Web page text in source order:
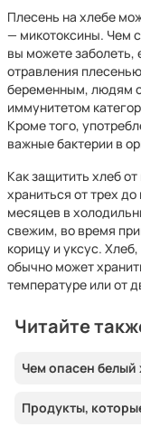
Плесень на хлебе
— микотоксины. Чем
вы можете заболеть,
отравления
беременным, людям
иммунитетом
Кроме того,
важные бактерии в
Как защитить хлеб
храниться от трех
месяцев в
свежим, во время
корицу и уксус.
обычно может
температуре или от
Читайте
Чем опасен белый
Продукты,